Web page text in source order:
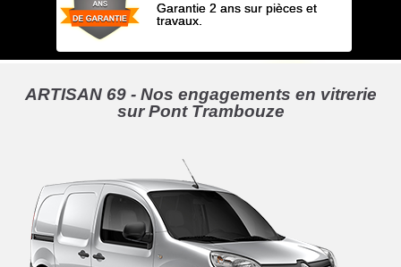
Garantie 2 ans sur pièces et
travaux.
ARTISAN 69 - Nos engagements en vitrerie
sur Pont Trambouze